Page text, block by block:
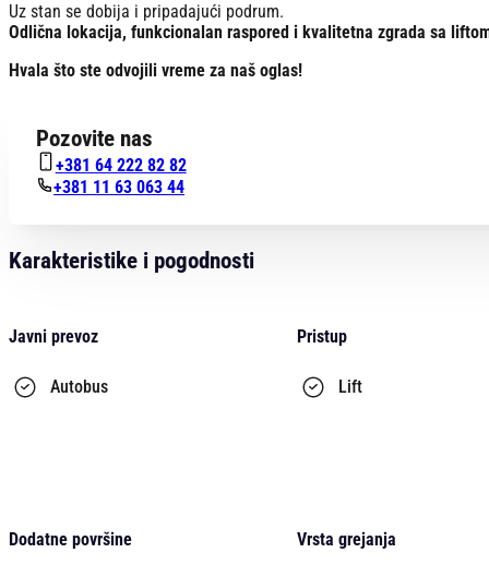
Uz stan se dobija i pripadajući podrum.
Odlična lokacija, funkcionalan raspored i kvalitetna zgrada sa
Hvala što ste odvojili vreme za naš oglas!
Pozovite nas
+381 64 222 82 82
+381 11 63 063 44
Karakteristike i pogodnosti
Javni prevoz
Autobus
Pristup
Lift
Dodatne površine Vrsta grejanja